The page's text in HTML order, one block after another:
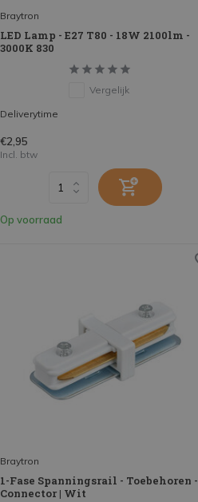
Braytron
LED Lamp - E27 T80 - 18W 2100lm -
3000K 830
Vergelijk
Deliverytime
€2,95
Incl. btw
Op voorraad
Braytron
1-Fase Spanningsrail - Toebehoren -
Connector | Wit